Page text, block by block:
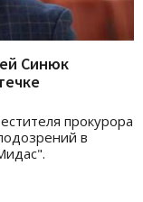
Синюк
прокурора
в